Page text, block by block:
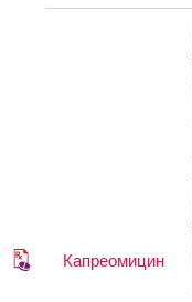
Капреомицин